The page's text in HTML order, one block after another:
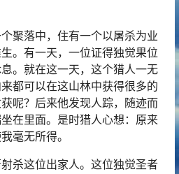
聚落中，住有一个以屠杀为业
。有一天，一位证得独觉果位
。就在这一天，这个猎人一无
都可以在这山林中获得很多的
呢？后来他发现人踪，随迹而
在里面。是时猎人心想：原来
毫无所得。
杀这位出家人。这位独觉圣者